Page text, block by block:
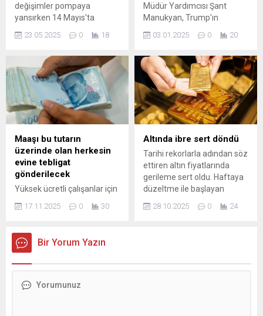
değişimler pompaya
yansırken 14 Mayıs'ta
gelmişti. Ancak geçtiğimiz
fiyatlarının aşağı yönlü
olmasına rağmen motorin
grubu da hemen ardından
zam aldı. Motorinde 1 lira 83
...
23.05.2025 0 18
Müdür Yardımcısı Şant
Manukyan, Trump'ın
kazanmasının sanayi
ilişkin değerlendirmelerde
bulundu. Trump'ın hangi
alanlarda gümrük tarifesi
uygulayacağının bu
anlamda önemli ...
03.01.2025 0 20
Maaşı bu tutarın
üzerinde olan herkesin
evine tebligat
gönderilecek
Yüksek ücretli çalışanlar için
7 Nisan'da dolan
beyanname süresinin
Bakanlığı çalışmalarını
tamamladı. Belirtilen süre
hakkında 'pişmanlık'
17.11.2025 0 30
Altında ibre sert döndü
Tarihi rekorlarla adından söz
ettiren altın fiyatlarında
gerileme sert oldu. Haftaya
düzeltme ile başlayan
altında düşüş ise ralliler
kadar yoğun oldu. Küresel
28.10.2025 0 24
Bir Yorum Yazın